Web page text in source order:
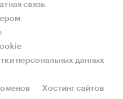
связь
персональных данных
Хостинг сайтов